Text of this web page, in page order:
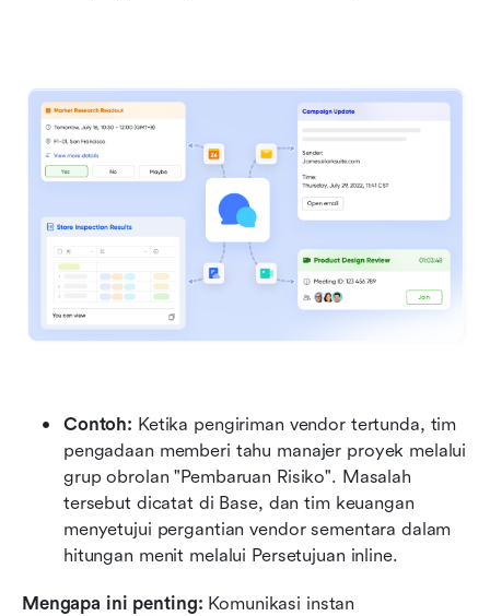
Contoh: Ketika pengiriman vendor tertunda, tim
pengadaan memberi tahu manajer proyek melalui
grup obrolan "Pembaruan Risiko". Masalah
tersebut dicatat di Base, dan tim keuangan
menyetujui pergantian vendor sementara dalam
hitungan menit melalui Persetujuan inline.
Mengapa ini penting: Komunikasi instan